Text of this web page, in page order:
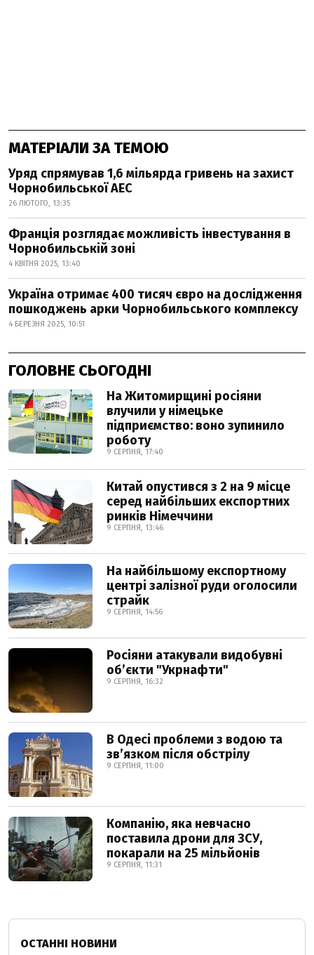
МАТЕРІАЛИ ЗА ТЕМОЮ
Уряд спрямував 1,6 мільярда гривень на захист
Чорнобильської АЕС
26 ЛЮТОГО, 13:35
Франція розглядає можливість інвестування в
Чорнобильській зоні
4 КВІТНЯ 2025, 13:40
Україна отримає 400 тисяч євро на дослідження
пошкоджень арки Чорнобильського комплексу
4 БЕРЕЗНЯ 2025, 10:51
ГОЛОВНЕ СЬОГОДНІ
На Житомирщині росіяни
влучили у німецьке
підприємство: воно зупинило
роботу
9 СЕРПНЯ, 17:40
Китай опустився з 2 на 9 місце
серед найбільших експортних
ринків Німеччини
9 СЕРПНЯ, 13:46
На найбільшому експортному
центрі залізної руди оголосили
страйк
9 СЕРПНЯ, 14:56
Росіяни атакували видобувні
обʼєкти "Укрнафти"
9 СЕРПНЯ, 16:32
В Одесі проблеми з водою та
звʼязком після обстрілу
9 СЕРПНЯ, 11:00
Компанію, яка невчасно
поставила дрони для ЗСУ,
покарали на 25 мільйонів
9 СЕРПНЯ, 11:31
ОСТАННІ НОВИНИ